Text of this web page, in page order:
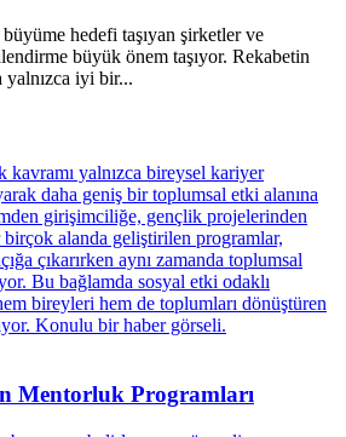
hedefi taşıyan şirketler ve
büyük önem taşıyor. Rekabetin
yalnızca iyi bir...
Mentorluk Programları